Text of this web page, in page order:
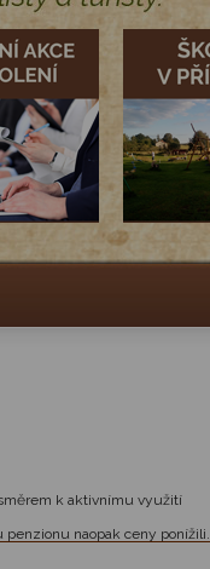
k aktivnímu využití
naopak ceny ponížili.